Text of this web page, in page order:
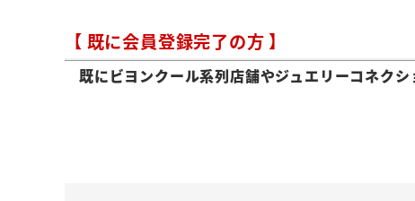
【 既に会員登録完了の方 】
既にビヨンクール系列店舗やジュエリーコネク